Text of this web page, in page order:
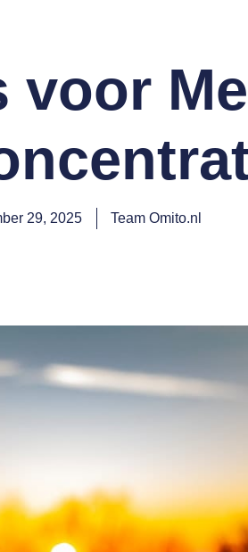
voor
29, 2025 Team Omito.nl